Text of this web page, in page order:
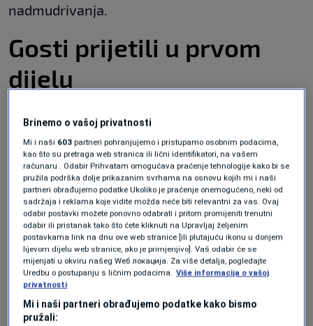
nadmudrivanja.
Gosti prijetili u prvom
dijelu
Početak susreta bio je znatno sadržajniji, a
opasniji su bili gosti koji su u nekoliko navrata
ozbiljno zaprijetili golu Zrinjskog.
U dobrim situacijama našli su seElezi,Ljajići
Menalo, ali je golmanKaračićbio siguran i nije
dozvolio promjenu rezultata.
S druge strane, najbolju šansu za Zrinjski imao
Abramović
prodora šutirao pravo u golmana.
Brinemo o vašoj privatnosti
Mi i naši 603 partneri pohranjujemo i pristupamo osobnim podacima,
kao što su pretraga web stranica ili lični identifikatori, na vašem
računaru . Odabir Prihvatam omogućava praćenje tehnologije kako bi se
pružila podrška dolje prikazanim svrhama na osnovu kojih mi i naši
partneri obrađujemo podatke Ukoliko je praćenje onemogućeno, neki od
sadržaja i reklama koje vidite možda neće biti relevantni za vas. Ovaj
odabir postavki možete ponovno odabrati i pritom promijeniti trenutni
odabir ili pristanak tako što ćete kliknuti na Upravljaj željenim
postavkama link na dnu ove web stranice [ili plutajuću ikonu u donjem
lijevom dijelu web stranice, ako je primjenjivo]. Vaš odabir će se
mijenjati u okviru našeg Wеб локација. Za više detalja, pogledajte
Uredbu o postupanju s ličnim podacima. Više informacija o vašoj
privatnosti
Mi i naši partneri obrađujemo podatke kako bismo
pružali: